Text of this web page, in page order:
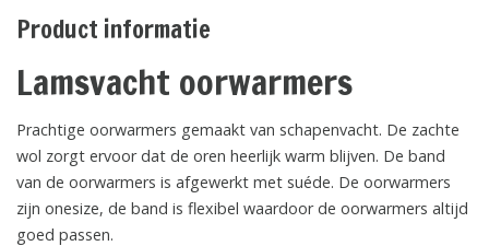
Product informatie
Lamsvacht oorwarmers
Prachtige oorwarmers gemaakt van schapenvacht. De zachte
wol zorgt ervoor dat de oren heerlijk warm blijven. De band
van de oorwarmers is afgewerkt met suéde. De oorwarmers
zijn onesize, de band is flexibel waardoor de oorwarmers altijd
goed passen.